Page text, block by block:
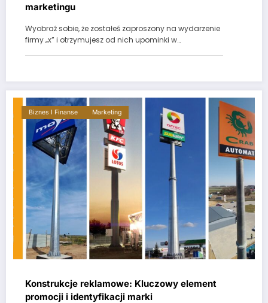
marketingu
Wyobraź sobie, że zostałeś zaproszony na wydarzenie
firmy „x” i otrzymujesz od nich upominki w…
Biznes I Finanse Marketing
Konstrukcje reklamowe: Kluczowy element
promocji i identyfikacji marki